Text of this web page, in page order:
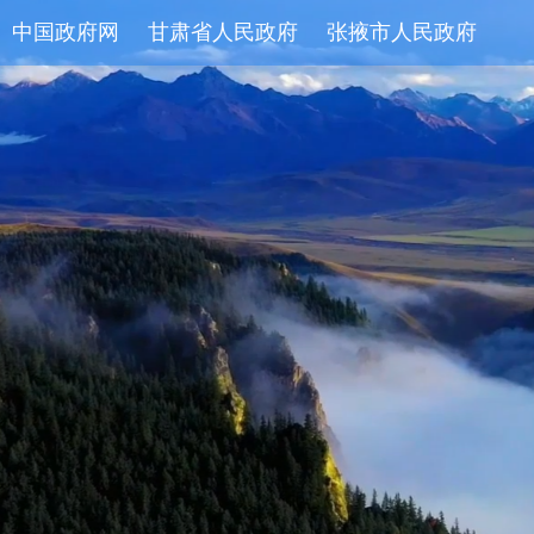
中国政府网 甘肃省人民政府 张掖市人民政府